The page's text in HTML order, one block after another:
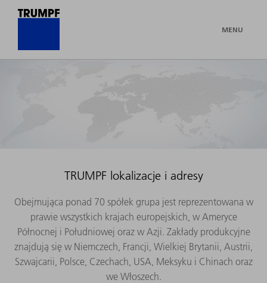
MENU
TRUMPF lokalizacje i adresy
Obejmująca ponad 70 spółek grupa jest reprezentowana w
prawie wszystkich krajach europejskich, w Ameryce
Północnej i Południowej oraz w Azji. Zakłady produkcyjne
znajdują się w Niemczech, Francji, Wielkiej Brytanii, Austrii,
Szwajcarii, Polsce, Czechach, USA, Meksyku i Chinach oraz
we Włoszech.